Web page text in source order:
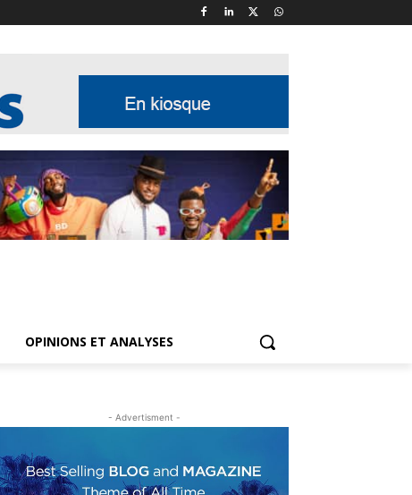
OPINIONS ET ANALYSES
- Advertisment -